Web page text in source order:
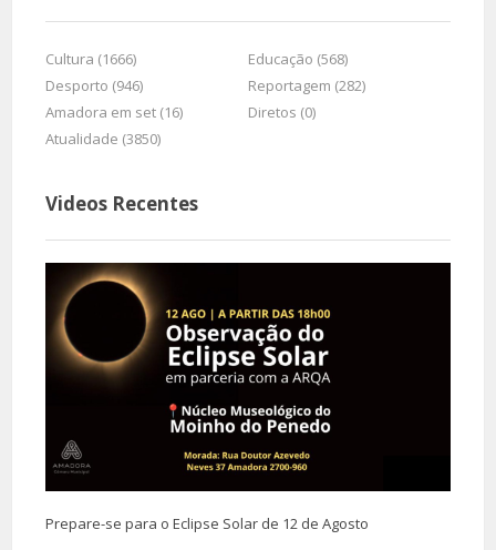
Cultura (1666)
Educação (568)
Desporto (946)
Reportagem (282)
Amadora em set (16)
Diretos (0)
Atualidade (3850)
Videos Recentes
Prepare-se para o Eclipse Solar de 12 de Agosto